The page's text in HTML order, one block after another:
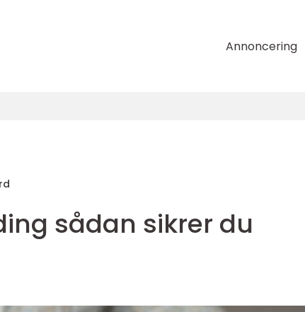
Annoncering
sådan sikrer du